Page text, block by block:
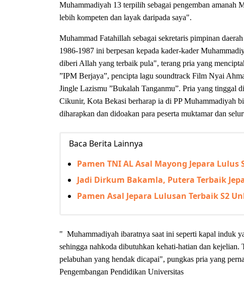
Muhammadiyah 13 terpilih sebagai pengemban amanah
lebih kompeten dan layak daripada saya".
Muhammad Fatahillah sebagai sekretaris pimpinan
1986-1987 ini berpesan kepada kader-kader
diberi Allah yang terbaik pula", terang pria yang
”IPM Berjaya”, pencipta lagu soundtrack Film Nyai
Jingle Lazismu ”Bukalah Tanganmu”. Pria yang tinggal
Cikunir, Kota Bekasi berharap ia di PP Muhammadiyah
diharapkan dan didoakan para peserta muktamar dan
Baca Berita Lainnya
Pamen TNI AL Asal Mayong Jepara Lulus
Jadi Dirkum Bakamla, Putera Terbaik
Pamen Asal Jepara Lulusan Terbaik S2
" Muhammadiyah ibaratnya saat ini seperti kapal induk
sehingga nahkoda dibutuhkan kehati-hatian dan kejelian.
pelabuhan yang hendak dicapai", pungkas pria yang
Pengembangan Pendidikan Universitas